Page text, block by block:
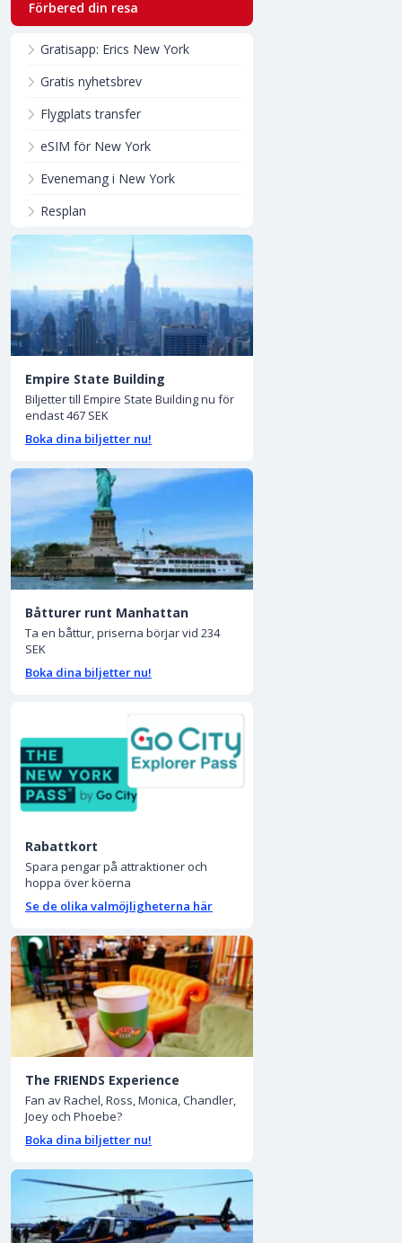
Förbered din resa
Gratisapp: Erics New York
Gratis nyhetsbrev
Flygplats transfer
eSIM för New York
Evenemang i New York
Resplan
Empire State Building
Biljetter till Empire State Building nu för
endast 467 SEK
Boka dina biljetter nu!
Båtturer runt Manhattan
Ta en båttur, priserna börjar vid 234
SEK
Boka dina biljetter nu!
Rabattkort
Spara pengar på attraktioner och
hoppa över köerna
Se de olika valmöjligheterna här
The FRIENDS Experience
Fan av Rachel, Ross, Monica, Chandler,
Joey och Phoebe?
Boka dina biljetter nu!